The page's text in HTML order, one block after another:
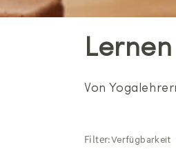
Von
Filter: Verfügbarkeit